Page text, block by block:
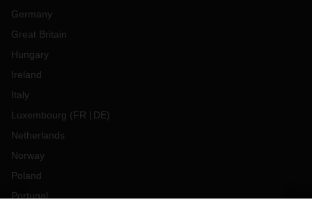
Germany
Great Britain
Hungary
Ireland
Italy
Luxembourg (FR DE)
Netherlands
Norway
Poland
Portugal